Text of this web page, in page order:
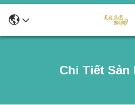
Chi Tiết Sản